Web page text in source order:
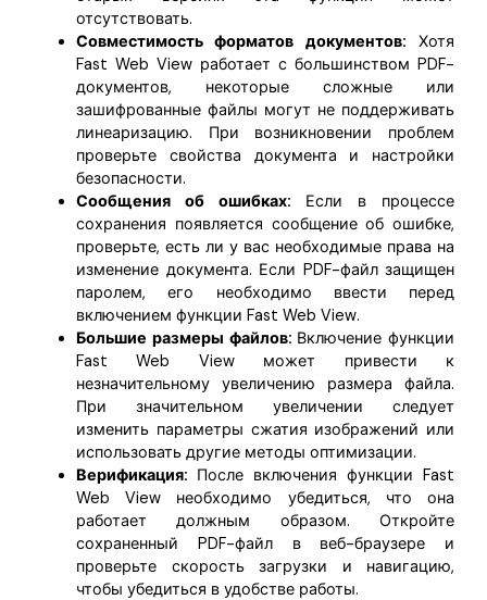
отсутствовать.
Совместимость форматов документов: Хотя
Fast Web View работает с большинством PDF-
документов, некоторые сложные или
зашифрованные файлы могут не поддерживать
линеаризацию. При возникновении проблем
проверьте свойства документа и настройки
безопасности.
Сообщения об ошибках: Если в процессе
сохранения появляется сообщение об ошибке,
проверьте, есть ли у вас необходимые права на
изменение документа. Если PDF-файл защищен
паролем, его необходимо ввести перед
включением функции Fast Web View.
Большие размеры файлов: Включение функции
Fast Web View может привести к
незначительному увеличению размера файла.
При значительном увеличении следует
изменить параметры сжатия изображений или
использовать другие методы оптимизации.
Верификация: После включения функции Fast
Web View необходимо убедиться, что она
работает должным образом. Откройте
сохраненный PDF-файл в веб-браузере и
проверьте скорость загрузки и навигацию,
чтобы убедиться в удобстве работы.